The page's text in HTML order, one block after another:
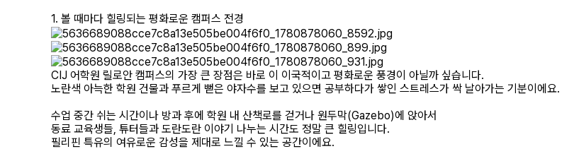
​1. 볼 때마다 힐링되는 평화로운 캠퍼스 전경
​CIJ 어학원 릴로안 캠퍼스의 가장 큰 장점은 바로 이 이국적이고 평화로운 풍경이 아닐까 싶습니다.
노란색 아늑한 학원 건물과 푸르게 뻗은 야자수를 보고 있으면 공부하다가 쌓인 스트레스가 싹 날아가는 기분이에요.
​수업 중간 쉬는 시간이나 방과 후에 학원 내 산책로를 걷거나 원두막(Gazebo)에 앉아서
동료 교육생들, 튜터들과 도란도란 이야기 나누는 시간도 정말 큰 힐링입니다.
필리핀 특유의 여유로운 감성을 제대로 느낄 수 있는 공간이에요.